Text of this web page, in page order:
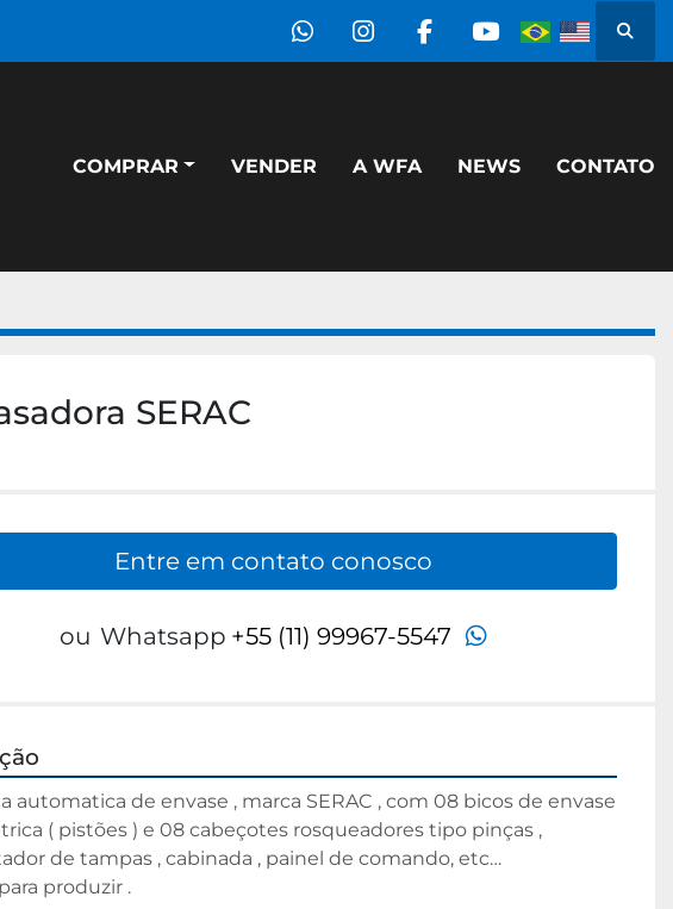
whatsappinstagram
facebook
youtube
COMPRAR NEWS
VENDER A WFA CONTATO
SERAC
Entre em contato conosco
ou Whatsapp +55 (11) 99967-5547 whatsapp
automatica de envase , marca SERAC , com 08 bicos de envase
( pistões ) e 08 cabeçotes rosqueadores tipo pinças ,
de tampas , cabinada , painel de comando, etc…
produzir .